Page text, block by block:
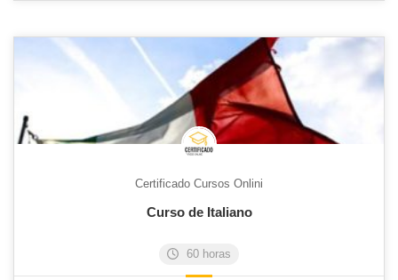
Certificado Cursos Onlini
Curso de Italiano
60 horas